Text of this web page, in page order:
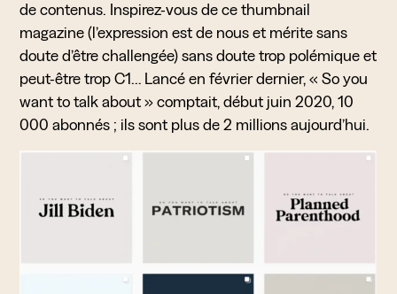
de contenus. Inspirez-vous de ce thumbnail
magazine (l’expression est de nous et mérite sans
doute d’être challengée) sans doute trop polémique et
peut-être trop C1… Lancé en février dernier, « So you
want to talk about » comptait, début juin 2020, 10
000 abonnés ; ils sont plus de 2 millions aujourd’hui.